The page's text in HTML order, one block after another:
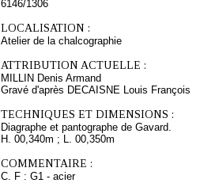
6146/1306
LOCALISATION :
Atelier de la chalcographie
ATTRIBUTION ACTUELLE :
MILLIN Denis Armand
Gravé d'après DECAISNE Louis François
TECHNIQUES ET DIMENSIONS :
Diagraphe et pantographe de Gavard.
H. 00,340m ; L. 00,350m
COMMENTAIRE :
C. F : G1 - acier